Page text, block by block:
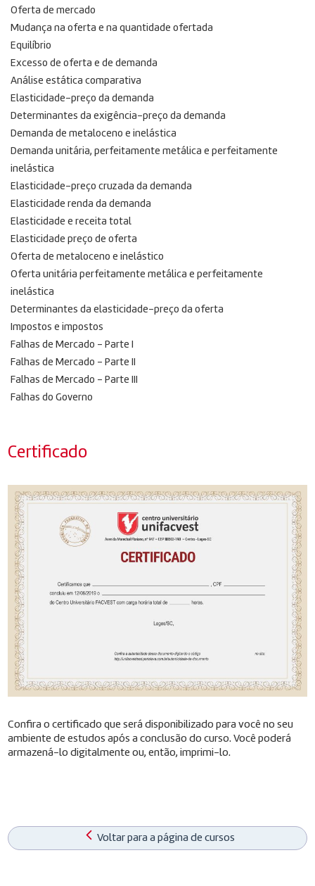
Oferta de mercado
Mudança na oferta e na quantidade ofertada
Equilíbrio
Excesso de oferta e de demanda
Análise estática comparativa
Elasticidade-preço da demanda
Determinantes da exigência-preço da demanda
Demanda de metaloceno e inelástica
Demanda unitária, perfeitamente metálica e perfeitamente
inelástica
Elasticidade-preço cruzada da demanda
Elasticidade renda da demanda
Elasticidade e receita total
Elasticidade preço de oferta
Oferta de metaloceno e inelástico
Oferta unitária perfeitamente metálica e perfeitamente
inelástica
Determinantes da elasticidade-preço da oferta
Impostos e impostos
Falhas de Mercado – Parte I
Falhas de Mercado – Parte II
Falhas de Mercado – Parte III
Falhas do Governo
Certificado
Confira o certificado que será disponibilizado para você no seu
ambiente de estudos após a conclusão do curso. Você poderá
armazená-lo digitalmente ou, então, imprimi-lo.
Voltar para a página de cursos